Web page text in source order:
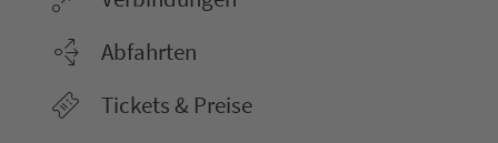
Abfahrten
Tickets & Preise